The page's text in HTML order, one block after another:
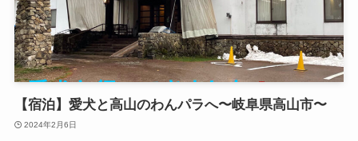
【宿泊】愛犬と高山のわんパラへ〜岐阜県高山市〜
2024年2月6日